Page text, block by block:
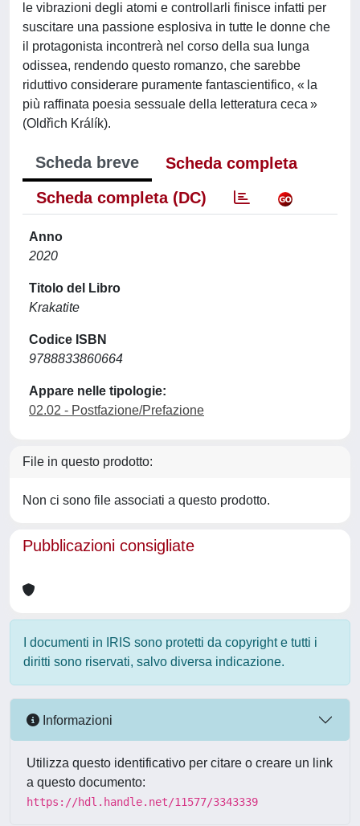
le vibrazioni degli atomi e controllarli finisce infatti per
suscitare una passione esplosiva in tutte le donne che
il protagonista incontrerà nel corso della sua lunga
odissea, rendendo questo romanzo, che sarebbe
riduttivo considerare puramente fantascientifico, « la
più raffinata poesia sessuale della letteratura ceca »
(Oldřich Králík).
Scheda breve
Scheda completa
Scheda completa (DC)
Anno
2020
Titolo del Libro
Krakatite
Codice ISBN
9788833860664
Appare nelle tipologie:
02.02 - Postfazione/Prefazione
File in questo prodotto:
Non ci sono file associati a questo prodotto.
Pubblicazioni consigliate
I documenti in IRIS sono protetti da copyright e tutti i
diritti sono riservati, salvo diversa indicazione.
Informazioni
Utilizza questo identificativo per citare o creare un link
a questo documento:
https://hdl.handle.net/11577/3343339